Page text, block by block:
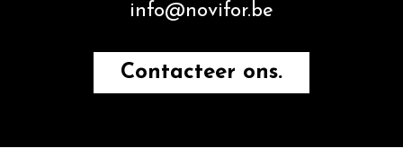
info@novifor.be
Contacteer ons.